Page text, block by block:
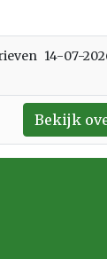
14-07-
Bekijk
geopend